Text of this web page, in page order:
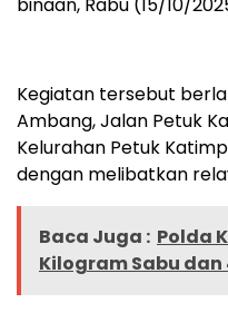
binaan, Rabu (15/10/
Kegiatan tersebut
Ambang, Jalan Petuk
Kelurahan Petuk
dengan melibatkan
Baca Juga : Polda
Kilogram Sabu dan